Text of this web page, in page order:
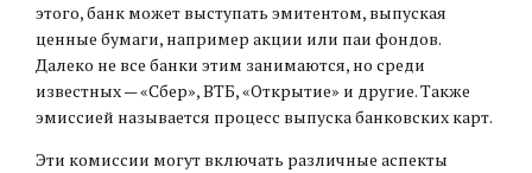
этого, банк может выступать эмитентом, выпуская
ценные бумаги, например акции или паи фондов.
Далеко не все банки этим занимаются, но среди
известных — «Сбер», ВТБ, «Открытие» и другие. Также
эмиссией называется процесс выпуска банковских карт.
Эти комиссии могут включать различные аспекты